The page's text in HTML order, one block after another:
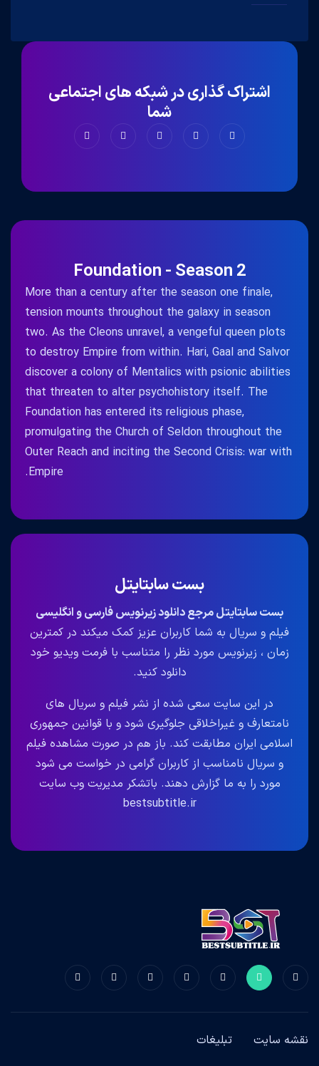
اشتراک گذاری در شبکه های اجتماعی
شما
Foundation - Season 2
More than a century after the season one finale,
tension mounts throughout the galaxy in season
two. As the Cleons unravel, a vengeful queen plots
to destroy Empire from within. Hari, Gaal and Salvor
discover a colony of Mentalics with psionic abilities
that threaten to alter psychohistory itself. The
Foundation has entered its religious phase,
promulgating the Church of Seldon throughout the
Outer Reach and inciting the Second Crisis: war with
Empire.
بست سابتایتل
بست سابتایتل مرجع دانلود زیرنویس فارسی و انگلیسی
فیلم و سریال به شما کاربران عزیز کمک میکند در کمترین
زمان ، زیرنویس مورد نظر را متناسب با فرمت ویدیو خود
دانلود کنید.
در این سایت سعی شده از نشر فیلم و سریال های
نامتعارف و غیراخلاقی جلوگیری شود و با قوانین جمهوری
اسلامی ایران مطابقت کند. باز هم در صورت مشاهده فیلم
و سریال نامناسب از کاربران گرامی در خواست می شود
مورد را به ما گزارش دهند. باتشکر مدیریت وب سایت
bestsubtitle.ir
نقشه سایت تبلیغات